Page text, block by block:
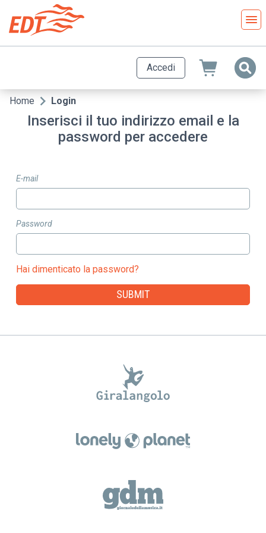
contenuto
principale
Accedi
Briciole
Home Login
Inserisci il tuo indirizzo email e la
password per accedere
E-mail
Password
Hai dimenticato la password?